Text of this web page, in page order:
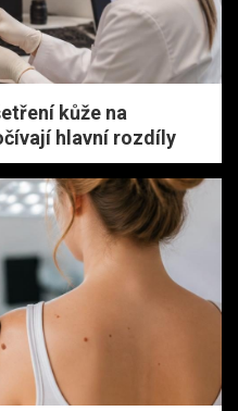
kůže na
hlavní rozdíly